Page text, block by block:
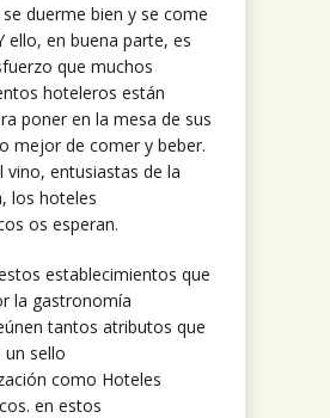
se duerme bien y se come
ello, en buena parte, es
que muchos
hoteleros están
poner en la mesa de sus
mejor de comer y beber.
vino, entusiastas de la
los hoteles
os esperan.
establecimientos que
la gastronomía
tantos atributos que
un sello
como Hoteles
en estos